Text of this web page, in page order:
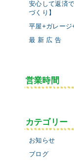
安心して返済
づくり】
平屋+ガレージ
最 新 広 告
営業時間
カテゴリー
お知らせ
ブログ